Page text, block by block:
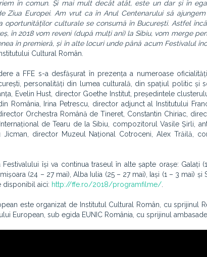
în comun. Șimai mult decât atât, este un dar și în
Ziua Europei. Am vrut ca în Anul Centenarului să
oportunităților culturale se consumă în București. Astfel
în 2018 vom reveni (după mulți ani) la Sibiu, vom merge
în premieră, și în alte locuri unde până acum Festivalul
Cultural Român.
a FFE s-a desfășurat în prezența a numeroase
personalități din lumea culturală, din spațiul politic și
Evelin Hust, director Goethe Institut, președintele
România, Irina Petrescu, director adjunct al Institutului
Orchestra Română de Tineret, Constantin Chiriac,
de Tearu de la Sibiu, compozitorul Vasile Șirli,
Jicman, director Muzeul Național Cotroceni, Alex Trăilă,
își va continua traseul în alte șapte orașe: Galați
(24 – 27 mai), Alba Iulia (25 – 27 mai), Iași (1 – 3 mai)
disponibil aici: http://ffe.ro/2018/programfilme/
este organizat de Institutul Cultural Român, cu sprijinul
European, sub egida EUNIC România, cu sprijinul